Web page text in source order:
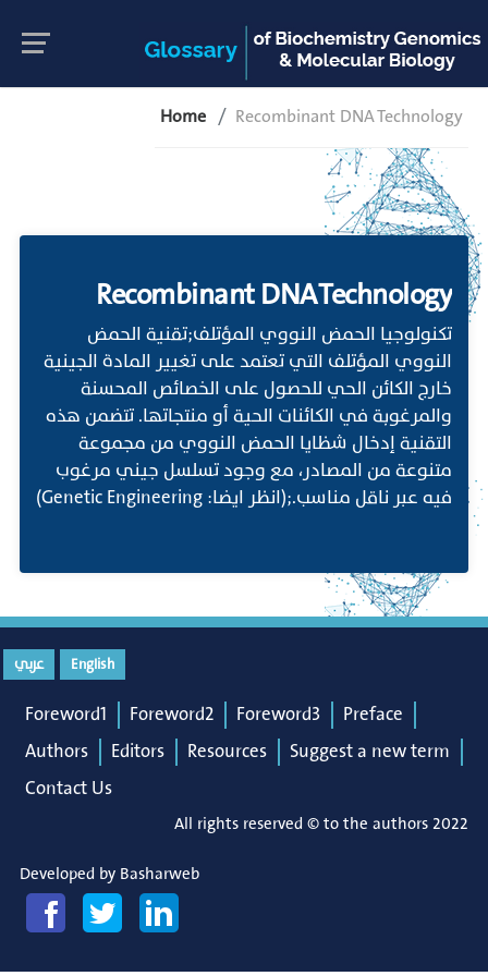
Home Recombinant DNA Technology
Recombinant DNA Technology
تكنولوجيا الحمض النووي المؤتلف;تقنية الحمض
النووي المؤتلف التي تعتمد على تغيير المادة الجينية
خارج الكائن الحي للحصول على الخصائص المحسنة
والمرغوبة في الكائنات الحية أو منتجاتها. تتضمن هذه
التقنية إدخال شظايا الحمض النووي من مجموعة
متنوعة من المصادر، مع وجود تسلسل جيني مرغوب
فيه عبر ناقل مناسب.;(انظر ايضا: Genetic Engineering)
English عربي
Foreword1 Foreword2 Foreword3
Preface
Authors
Editors Resources
Suggest a new term
Contact Us
All rights reserved © to the authors 2022
Developed by Basharweb